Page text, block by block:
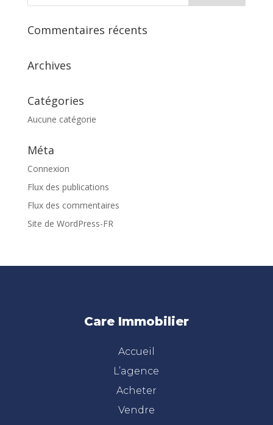
Commentaires récents
Archives
Catégories
Aucune catégorie
Méta
Connexion
Flux des publications
Flux des commentaires
Site de WordPress-FR
Care Immobilier
Accueil
L’agence
Acheter
Vendre